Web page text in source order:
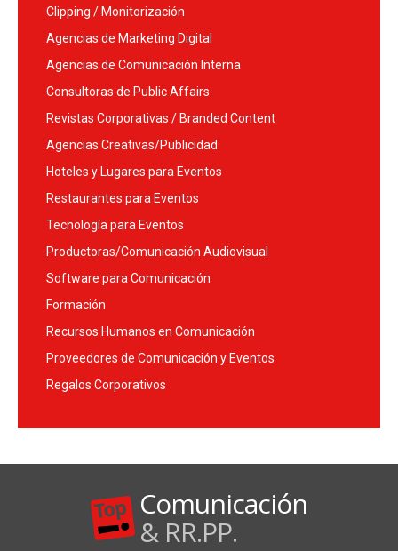
Clipping / Monitorización
Agencias de Marketing Digital
Agencias de Comunicación Interna
Consultoras de Public Affairs
Revistas Corporativas / Branded Content
Agencias Creativas/Publicidad
Hoteles y Lugares para Eventos
Restaurantes para Eventos
Tecnología para Eventos
Productoras/Comunicación Audiovisual
Software para Comunicación
Formación
Recursos Humanos en Comunicación
Proveedores de Comunicación y Eventos
Regalos Corporativos
Comunicación
& RR.PP.